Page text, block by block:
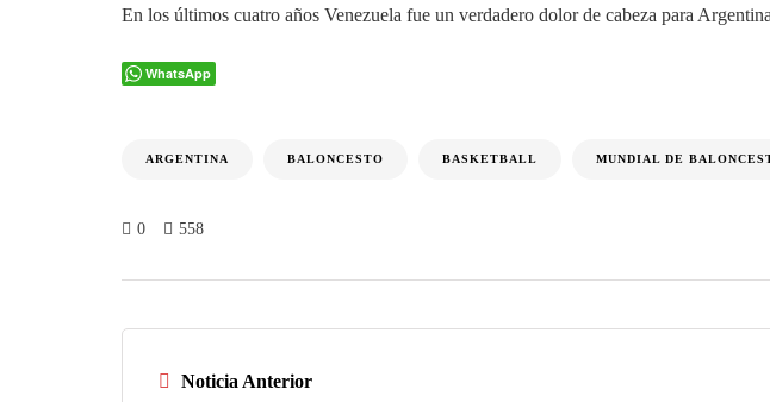
En los últimos cuatro años Venezuela fue un verdadero dolor de cabeza para
WhatsApp
ARGENTINA BALONCESTO BASKETBALL MUNDIAL DE
0 558
Noticia Anterior